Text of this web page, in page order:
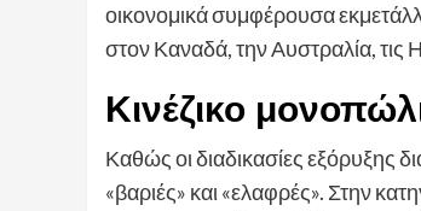
οικονομικά συμφέρουσα
στον Καναδά, την Αυστραλία, τις
Kινέζικο
Καθώς οι διαδικασίες εξόρυξης
«βαριές» και «ελαφρές». Στην